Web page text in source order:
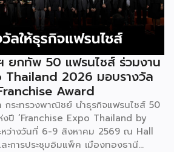
ายได้จริงในเชิงพาณิชย์ ไม่ใช่แค่งาน
สินค้าที่นำมาโชว์ในบูธจึงเป็นผลิตภัณฑ์
ๆ บางแบรนด์ขายออนไลน์ บางแบรนด์
กจากนี้ ยังมีการสาธิตนำผลิตภัณฑ์ไป
รื่องดื่มให้ผู้ร่วมงานเห็นวิธีใช้งานจริง
ำมาวางขายแบบเดิม ๆ แต่แปรรูปเป็น
งานได้ชิมสดๆ หน้าบูธ เพื่อดึงดูดและ
นงานได้ทดลองสัมผัสสินค้าจริง และหาก
เชื้อ กลับไปทำเครื่องดื่มต่อเองที่บ้านได้
ยกทัพ 50 แฟรนไชส์ ร่วมงาน
Thailand 2026 มอบรางวัล
Award
ระทรวงพาณิชย์ นำธุรกิจแฟรนไชส์ 50
งปี ‘Franchise Expo Thailand by
หว่างวันที่ 6-9 สิงหาคม 2569 ณ Hall
การประชุมอิมแพ็ค เมืองทองธานี